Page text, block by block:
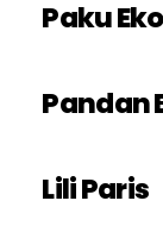
Paku
Pandan
Lili Paris